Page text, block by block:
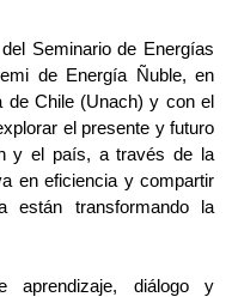
Seminario de Energías
de Energía Ñuble, en
de Chile (Unach) y con el
el presente y futuro
y el país, a través de la
en eficiencia y compartir
están transformando la
aprendizaje, diálogo y